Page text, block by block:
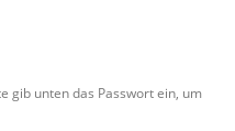
gib unten das Passwort ein, um